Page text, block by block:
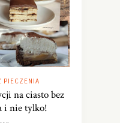
PIECZENIA
na ciasto bez
i nie tylko!